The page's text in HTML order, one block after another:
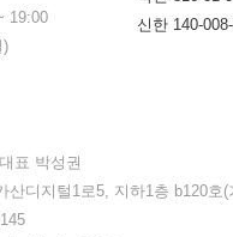
19:00
)
신한 140-
표 박성권
산디지털1로5, 지하1층 b120호(